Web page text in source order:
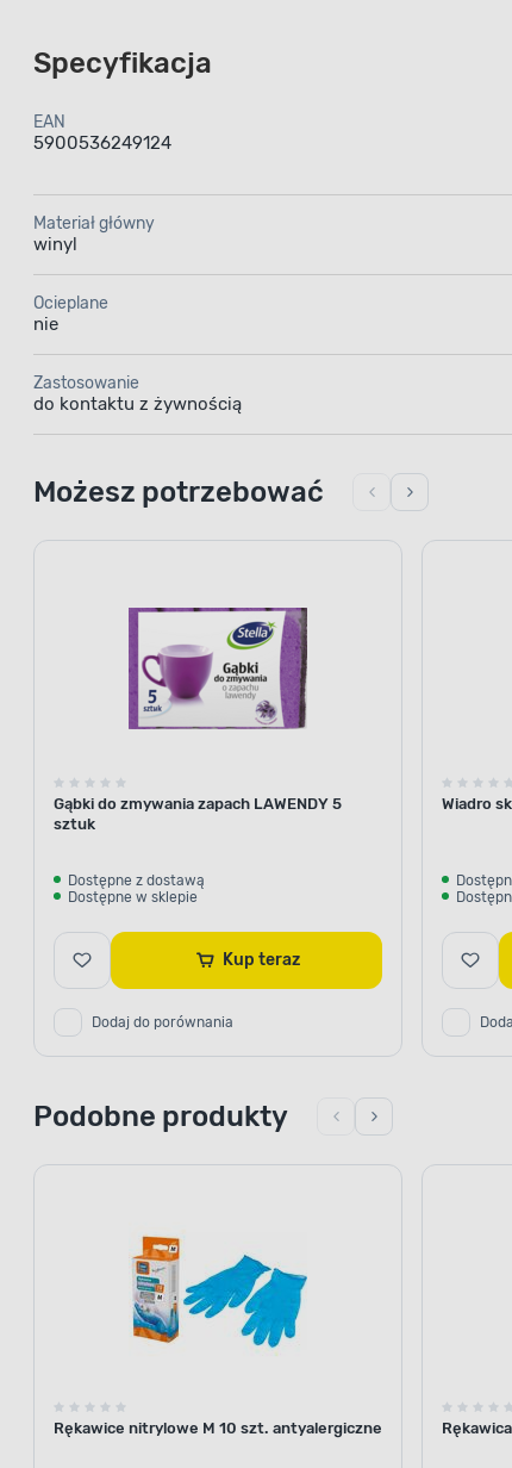
Specyfikacja
EAN
5900536249124
Materiał główny
winyl
Ocieplane
nie
Zastosowanie
do kontaktu z żywnością
Możesz potrzebować
Gąbki do zmywania zapach LAWENDY 5
sztuk
Dostępne z dostawą
Dostępne w sklepie
Kup teraz
Dodaj do porównania
Wiadro
Podobne produkty
Rękawice nitrylowe M 10 szt. antyalergiczne